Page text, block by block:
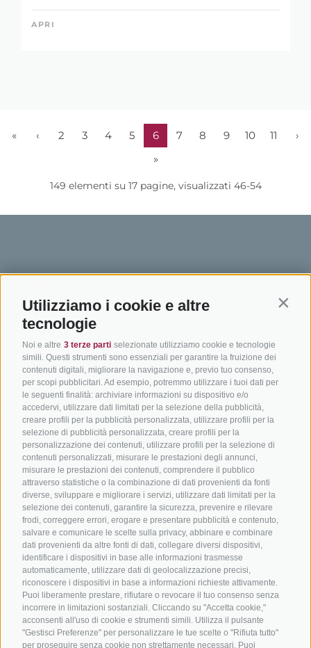
Utilizziamo i cookie e altre
tecnologie
Noi e altre 3 terze parti selezionate utilizziamo cookie e tecnologie
simili. Questi strumenti sono essenziali per garantire la fruizione dei
contenuti digitali, migliorare la navigazione e, previo tuo consenso,
per scopi pubblicitari. Ad esempio, potremmo utilizzare i tuoi dati per
le seguenti finalità: archiviare informazioni su dispositivo e/o
accedervi, utilizzare dati limitati per la selezione della pubblicità,
creare profili per la pubblicità personalizzata, utilizzare profili per la
selezione di pubblicità personalizzata, creare profili per la
personalizzazione dei contenuti, utilizzare profili per la selezione di
contenuti personalizzati, misurare le prestazioni degli annunci,
misurare le prestazioni dei contenuti, comprendere il pubblico
attraverso statistiche o la combinazione di dati provenienti da fonti
diverse, sviluppare e migliorare i servizi, utilizzare dati limitati per la
selezione dei contenuti, garantire la sicurezza, prevenire e rilevare
frodi, correggere errori, erogare e presentare pubblicità e contenuto,
salvare e comunicare le scelte sulla privacy, abbinare e combinare
dati provenienti da altre fonti di dati, collegare diversi dispositivi,
identificare i dispositivi in base alle informazioni trasmesse
automaticamente, utilizzare dati di geolocalizzazione precisi,
riconoscere i dispositivi in base a informazioni richieste attivamente.
Puoi liberamente prestare, rifiutare o revocare il tuo consenso senza
incorrere in limitazioni sostanziali. Cliccando su "Accetta cookie,"
acconsenti all'uso di cookie e strumenti simili. Utilizza il pulsante
"Gestisci Preferenze" per personalizzare le tue scelte o "Rifiuta tutto"
per proseguire senza cookie non strettamente necessari. Puoi
APRI
« ‹ 2 3 4 5 6 7 8 9 10 11
›
»
149 elementi su 17 pagine, visualizzati 46-54
SÜDTIROL
Hotel & pacchetti
Pacchetti vacanze
Buoni vacanza
Hot Deals
Bike & Work
ADIGE
Adige
In bici da corsa in Alto
Adige
Ciclabili in Alto Adige
Scuole bike
Tutti i tour
Come
Meteo
Catalogo
info@bikehotels.it
ISCRIVITI ALLA NOSTRA NEWSLETTER